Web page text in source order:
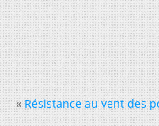
« Résistance au vent des